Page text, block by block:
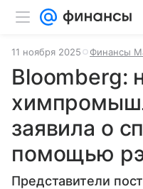
11 ноября 2025 Финансы
Bloomberg:
заявила о
помощью
Представители